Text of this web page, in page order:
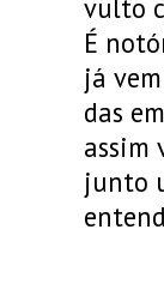
vulto
É
já
das
assim
junto